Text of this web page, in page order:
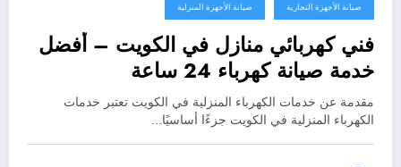
صيانة الأجهزة التجارية صيانة الأجهزة المنزلية
فني كهربائي منازل في الكويت – أفضل
خدمة صيانة كهرباء 24 ساعة
مقدمة عن خدمات الكهرباء المنزلية في الكويت تعتبر خدمات
الكهرباء المنزلية في الكويت جزءًا أساسيًا…